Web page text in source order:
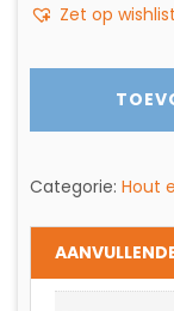
EN
Zet op wishlist
Categorie: Hout